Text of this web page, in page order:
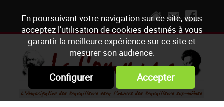
En poursuivant votre navigation sur ce site, vous
acceptez l’utilisation de cookies destinés à vous
garantir la meilleure expérience sur ce site et
mesurer son audience.
Configurer Accepter